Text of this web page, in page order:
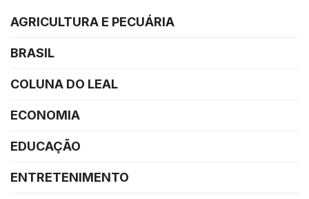
AGRICULTURA E PECUÁRIA
BRASIL
COLUNA DO LEAL
ECONOMIA
EDUCAÇÃO
ENTRETENIMENTO